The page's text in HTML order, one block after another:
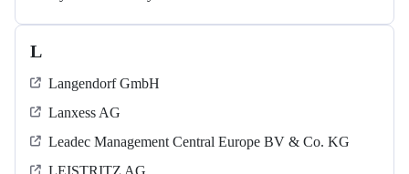
L
Langendorf GmbH
Lanxess AG
Leadec Management Central Europe BV & Co. KG